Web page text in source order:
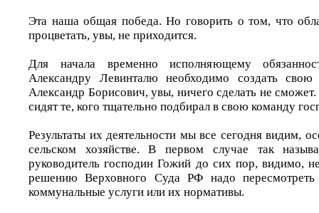
Эта наша общая победа. Но говорить о том, что
процветать, увы, не приходится.
Для начала временно исполняющему
Александру Левинталю необходимо создать
Александр Борисович, увы, ничего сделать не
сидят те, кого тщательно подбирал в свою команду
Результаты их деятельности мы все сегодня видим,
сельском хозяйстве. В первом случае так
руководитель господин Гожий до сих пор, видимо,
решению Верховного Суда РФ надо
коммунальные услуги или их нормативы.